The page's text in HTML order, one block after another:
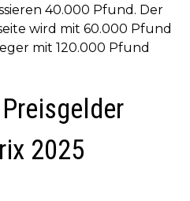
40.000 Pfund. Der
wird mit 60.000 Pfund
mit 120.000 Pfund
2025